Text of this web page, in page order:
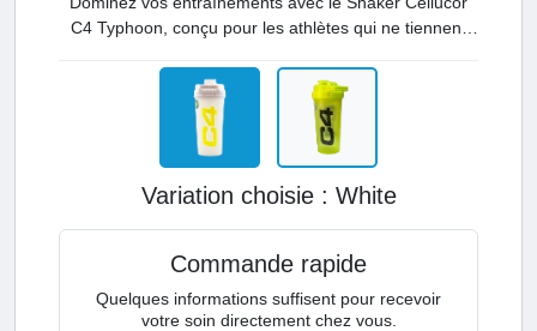
C4 Typhoon, conçu pour les athlètes qui ne tiennent
ml à une ergonomie supérieure, ce shaker vous
garantit des boissons parfaitement mélangées et une
étanchéité totale. Sa poignée intégrée en fait le
compagnon de route idéal en Tunisie pour vos
Variation choisie : white
Commande rapide
Quelques informations suffisent pour recevoir
votre soin directement chez vous.